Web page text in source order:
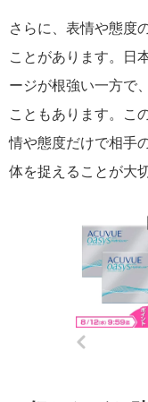
さらに、表情や態度
ことがあります。日
ージが根強い一方で
こともあります。こ
情や態度だけで相手
体を捉えることが大